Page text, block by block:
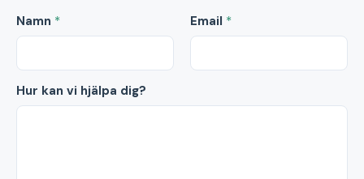
Namn * Email *
Hur kan vi hjälpa dig?